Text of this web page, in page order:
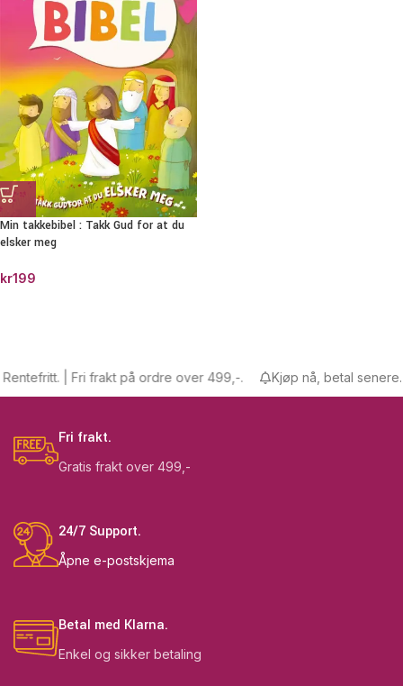
Min takkebibel : Takk Gud for at du
elsker meg
kr199
| Fri frakt på ordre over 499,-. Kjøp nå, betal senere.
Fri frakt.
Gratis frakt over 499,-
24/7 Support.
Åpne e-postskjema
Betal med Klarna.
Enkel og sikker betaling